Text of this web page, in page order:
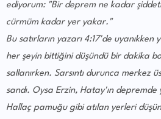
ediyorum: "Bir deprem ne kadar
cürmüm kadar yer yakar."
Bu satırların yazarı 4:17'de
her şeyin bittiğini düşündü bir dakika
sallanırken. Sarsıntı durunca merkez
sandı. Oysa Erzin, Hatay'ın depremde
Hallaç pamuğu gibi atılan yerleri